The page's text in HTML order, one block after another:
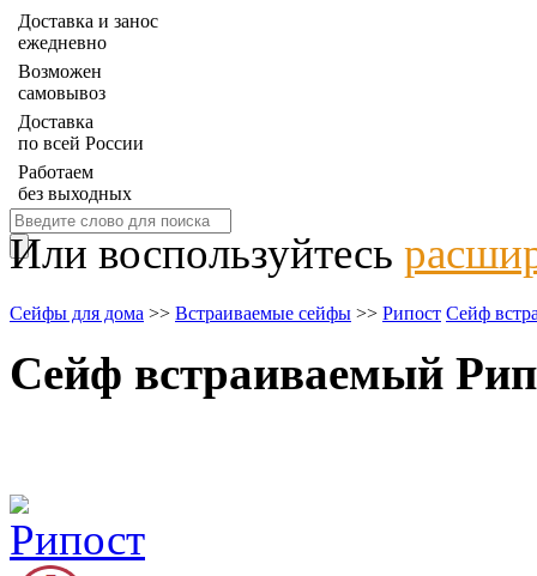
Доставка и занос
ежедневно
Возможен
самовывоз
Доставка
по всей России
Работаем
без выходных
Или воспользуйтесь
Сейфы для дома >> Встраиваемые сейфы >> Рипост Сейф
Сейф встраиваемый